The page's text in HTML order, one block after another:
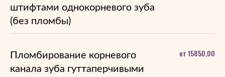
штифтами однокорневого зуба
(без пломбы)
Пломбирование корневого
канала зуба гуттаперчивыми
от 15850,00